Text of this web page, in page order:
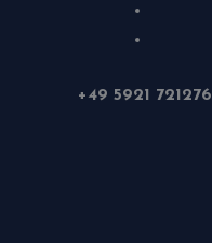
+49 5921 721276